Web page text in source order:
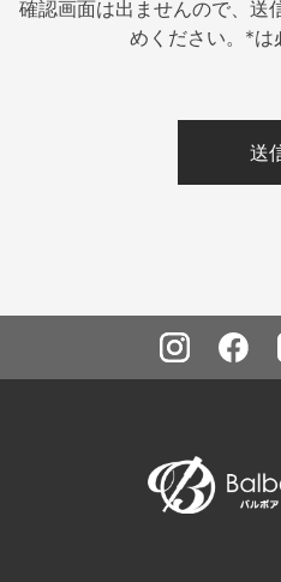
確認画面は出ませんので、送
めください。*は